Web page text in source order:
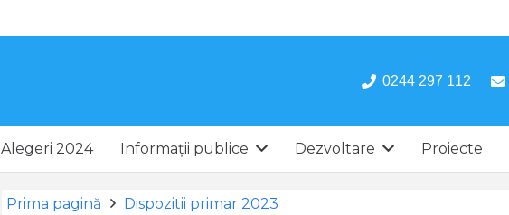
0244 297 112
Alegeri 2024 Informații publice Dezvoltare Proiecte
Prima pagină Dispozitii primar 2023